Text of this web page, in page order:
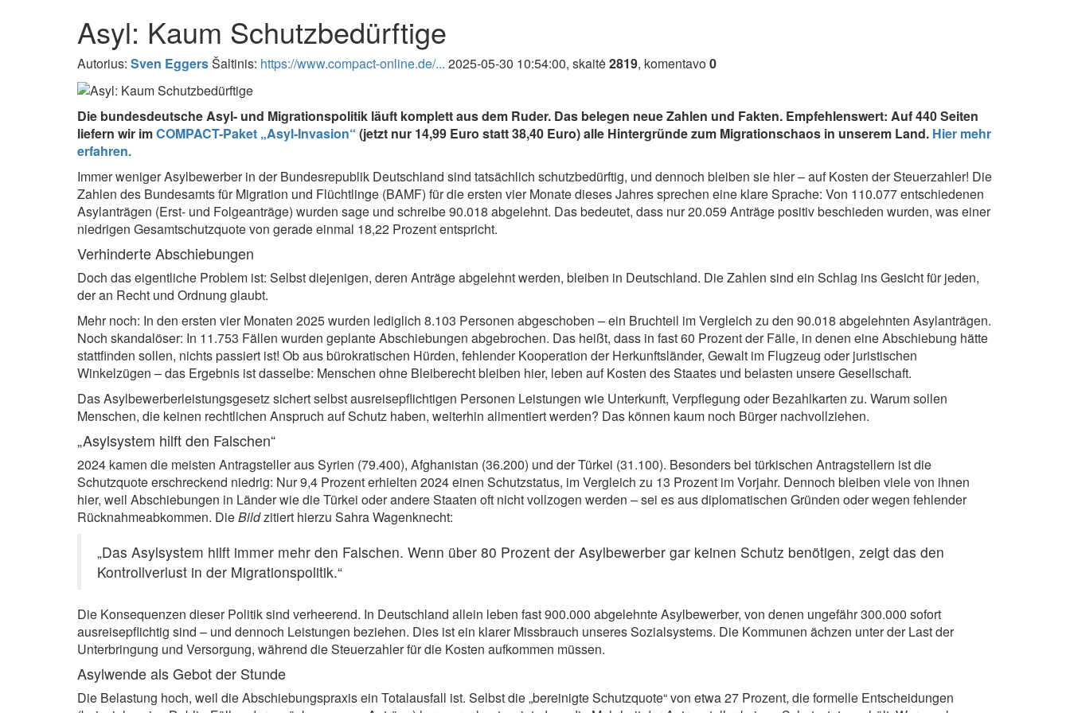
Asyl: Kaum Schutzbedürftige
Autorius: Sven EggersŠaltinis: https://www.compact-online.de/... 2025-05-30 10:54:00, skaitė2819, komentavo0
Die bundesdeutsche Asyl- und Migrationspolitik läuft komplett aus dem Ruder. Das belegen neue Zahlen und Fakten. Empfehlenswert: Auf 440 Seiten
liefern wir imCOMPACT-Paket „Asyl-Invasion“ (jetzt nur 14,99 Euro statt 38,40 Euro) alle Hintergründe zum Migrationschaos in unserem Land. Hier mehr
erfahren.
Immer weniger Asylbewerber in der Bundesrepublik Deutschland sind tatsächlich schutzbedürftig, und dennoch bleiben sie hier – auf Kosten der Steuerzahler! Die
Zahlen des Bundesamts für Migration und Flüchtlinge (BAMF) für die ersten vier Monate dieses Jahres sprechen eine klare Sprache: Von 110.077 entschiedenen
Asylanträgen (Erst- und Folgeanträge) wurden sage und schreibe 90.018 abgelehnt. Das bedeutet, dass nur 20.059 Anträge positiv beschieden wurden, was einer
niedrigen Gesamtschutzquote von gerade einmal 18,22 Prozent entspricht.
Verhinderte Abschiebungen
Doch das eigentliche Problem ist: Selbst diejenigen, deren Anträge abgelehnt werden, bleiben in Deutschland. Die Zahlen sind ein Schlag ins Gesicht für jeden,
der an Recht und Ordnung glaubt.
Mehr noch: In den ersten vier Monaten 2025 wurden lediglich 8.103 Personen abgeschoben – ein Bruchteil im Vergleich zu den 90.018 abgelehnten Asylanträgen.
Noch skandalöser: In 11.753 Fällen wurden geplante Abschiebungen abgebrochen. Das heißt, dass in fast 60 Prozent der Fälle, in denen eine Abschiebung hätte
stattfinden sollen, nichts passiert ist! Ob aus bürokratischen Hürden, fehlender Kooperation der Herkunftsländer, Gewalt im Flugzeug oder juristischen
Winkelzügen – das Ergebnis ist dasselbe: Menschen ohne Bleiberecht bleiben hier, leben auf Kosten des Staates und belasten unsere Gesellschaft.
Das Asylbewerberleistungsgesetz sichert selbst ausreisepflichtigen Personen Leistungen wie Unterkunft, Verpflegung oder Bezahlkarten zu. Warum sollen
Menschen, die keinen rechtlichen Anspruch auf Schutz haben, weiterhin alimentiert werden? Das können kaum noch Bürger nachvollziehen.
„Asylsystem hilft den Falschen“
2024 kamen die meisten Antragsteller aus Syrien (79.400), Afghanistan (36.200) und der Türkei (31.100). Besonders bei türkischen Antragstellern ist die
Schutzquote erschreckend niedrig: Nur 9,4 Prozent erhielten 2024 einen Schutzstatus, im Vergleich zu 13 Prozent im Vorjahr. Dennoch bleiben viele von ihnen
hier, weil Abschiebungen in Länder wie die Türkei oder andere Staaten oft nicht vollzogen werden – sei es aus diplomatischen Gründen oder wegen fehlender
Rücknahmeabkommen. DieBildzitiert hierzu Sahra Wagenknecht:
„Das Asylsystem hilft immer mehr den Falschen. Wenn über 80 Prozent der Asylbewerber gar keinen Schutz benötigen, zeigt das den
Kontrollverlust in der Migrationspolitik.“
Die Konsequenzen dieser Politik sind verheerend. In Deutschland allein leben fast 900.000 abgelehnte Asylbewerber, von denen ungefähr 300.000 sofort
ausreisepflichtig sind – und dennoch Leistungen beziehen. Dies ist ein klarer Missbrauch unseres Sozialsystems. Die Kommunen ächzen unter der Last der
Unterbringung und Versorgung, während die Steuerzahler für die Kosten aufkommen müssen.
Asylwende als Gebot der Stunde
Die Belastung hoch, weil die Abschiebungspraxis ein Totalausfall ist. Selbst die „bereinigte Schutzquote“ von etwa 27 Prozent, die formelle Entscheidungen